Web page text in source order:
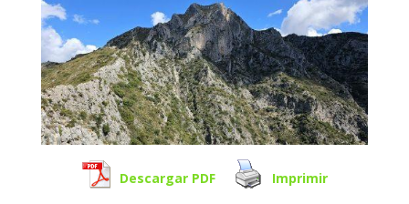
Descargar PDF Imprimir